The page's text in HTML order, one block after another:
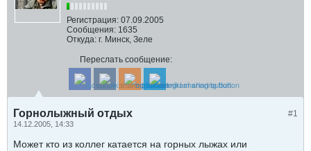
Регистрация: 07.09.2005
Сообщения: 1635
Откуда: г. Минск, Зеле
Переслать сообщение:
#1
Горнолыжный отдых
14.12.2005, 14:33
Может кто из коллег катается на горных лыжах или